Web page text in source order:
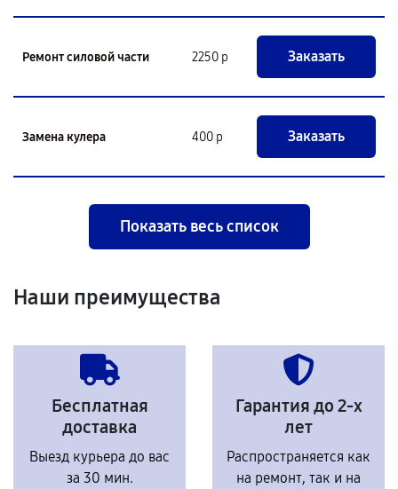
Ремонт силовой части 2250 р Заказать
Замена кулера 400 р Заказать
Показать весь список
Наши преимущества
Бесплатная
доставка
Выезд курьера до вас
за 30 мин.
Гарантия до 2-х
лет
Распространяется как
на ремонт, так и на